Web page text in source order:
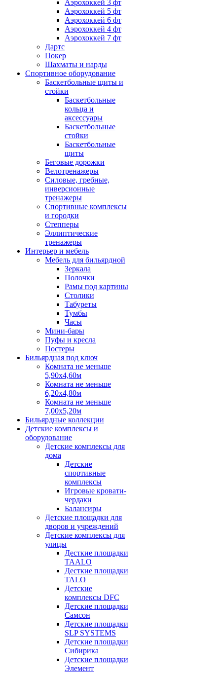
Аэрохоккей 3 фт
Аэрохоккей 5 фт
Аэрохоккей 6 фт
Аэрохоккей 4 фт
Аэрохоккей 7 фт
Дартс
Покер
Шахматы и нарды
Спортивное оборудование
Баскетбольные щиты и
стойки
Баскетбольные
кольца и
аксессуары
Баскетбольные
стойки
Баскетбольные
щиты
Беговые дорожки
Велотренажеры
Силовые, гребные,
инверсионные
тренажеры
Спортивные комплексы
и городки
Степперы
Эллиптические
тренажеры
Интерьер и мебель
Мебель для бильярдной
Зеркала
Полочки
Рамы под картины
Столики
Табуреты
Тумбы
Часы
Мини-бары
Пуфы и кресла
Постеры
Бильярдная под ключ
Комната не меньше
5,90х4,60м
Комната не меньше
6,20х4,80м
Комната не меньше
7,00х5,20м
Бильярдные коллекции
Детские комплексы и
оборудование
Детские комплексы для
дома
Детские
спортивные
комплексы
Игровые кровати-
чердаки
Балансиры
Детские площадки для
дворов и учреждений
Детские комплексы для
улицы
Десткие площадки
TAALO
Десткие площадки
TALO
Детские
комплексы DFC
Детские площадки
Самсон
Детские площадки
SLP SYSTEMS
Детские площадки
Сибирика
Детские площадки
Элемент